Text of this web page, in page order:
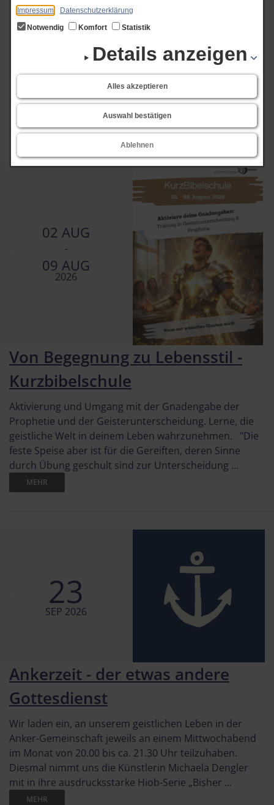
Impressum
Datenschutzerklärung
Notwendig
Komfort Statistik
Details anzeigen
Alles akzeptieren
Auswahl bestätigen
Ablehnen
Hilfreiche Impulse und eine wunderbare Gemeinschaft – hier fühlt man sich
einfach wohl!
Art der Veranstaltung
02 AUG
-
09 AUG
2026
Von Begegnung zu Lebensstil -
Kurzbibelschule
Aktivierung und Umgang mit der Gnadengabe der
Prophetie und der Geisterunterscheidung. Lerne, die
geistliche Welt in deinem Leben wahrzunehmen. "Die
feste Speise aber ist für die Gereiften, deren Sinne
durch Übung geschult sind zur Unterscheidung ...
MEHR
23
SEP 2026
Ankerzeit - der etwas andere
Gottesdienst
Wir laden ein, an unserem geistlichen Leben in der
Anker-Gemeinschaft jeweils an einem Mittwochabend
im Monat von 20.00 bis ca. 21.30 Uhr teilzuhaben.
Diesmal nimmt uns die Künstlerin Michaela Dengler
mit in ihre ausdrucksstarke Hiob-Serie „Bisher ...
MEHR